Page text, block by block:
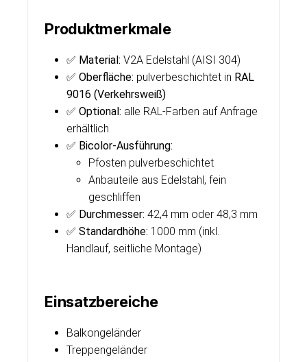
Produktmerkmale
✅ Material: V2A Edelstahl (AISI 304)
✅ Oberfläche: pulverbeschichtet in RAL
9016 (Verkehrsweiß)
✅ Optional: alle RAL-Farben auf Anfrage
erhältlich
✅ Bicolor-Ausführung:
Pfosten pulverbeschichtet
Anbauteile aus Edelstahl, fein
geschliffen
✅ Durchmesser: 42,4 mm oder 48,3 mm
✅ Standardhöhe: 1000 mm (inkl.
Handlauf, seitliche Montage)
Einsatzbereiche
Balkongeländer
Treppengeländer